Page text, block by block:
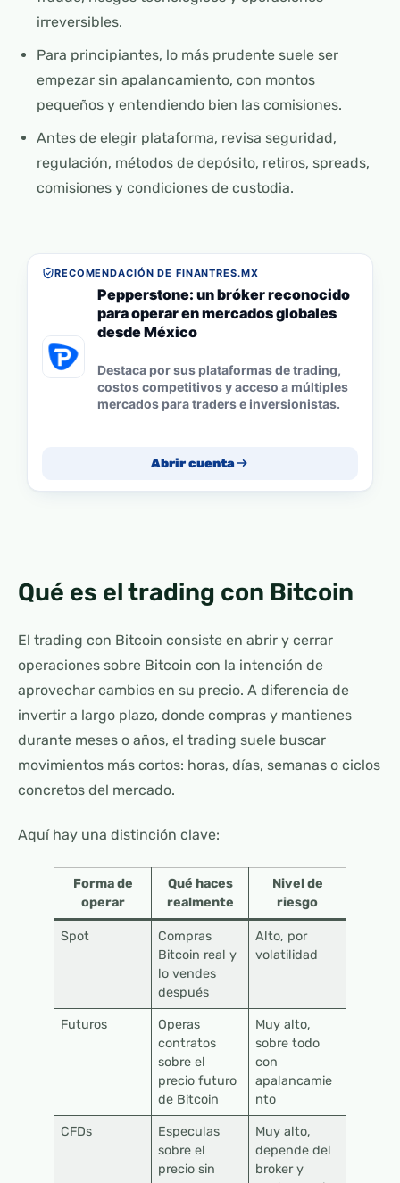
irreversibles.
Para principiantes, lo más prudente suele ser
empezar sin apalancamiento, con montos
pequeños y entendiendo bien las comisiones.
Antes de elegir plataforma, revisa seguridad,
regulación, métodos de depósito, retiros, spreads,
comisiones y condiciones de custodia.
RECOMENDACIÓN DE FINANTRES.MX
Pepperstone: un bróker reconocido
para operar en mercados globales
desde México
Destaca por sus plataformas de trading,
costos competitivos y acceso a múltiples
mercados para traders e inversionistas.
Abrir cuenta
Qué es el trading con Bitcoin
El trading con Bitcoin consiste en abrir y cerrar
operaciones sobre Bitcoin con la intención de
aprovechar cambios en su precio. A diferencia de
invertir a largo plazo, donde compras y mantienes
durante meses o años, el trading suele buscar
movimientos más cortos: horas, días, semanas o ciclos
concretos del mercado.
Aquí hay una distinción clave:
Forma de
operar
Qué haces
realmente
Nivel de
riesgo
Spot
Compras
Bitcoin real y
lo vendes
después
Alto, por
volatilidad
Futuros
Operas
contratos
sobre el
precio futuro
de Bitcoin
Muy alto,
sobre todo
con
apalancamie
nto
CFDs
Especulas
sobre el
precio sin
Muy alto,
depende del
broker y